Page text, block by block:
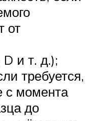
от
и т. д.);
требуется,
с момента
до